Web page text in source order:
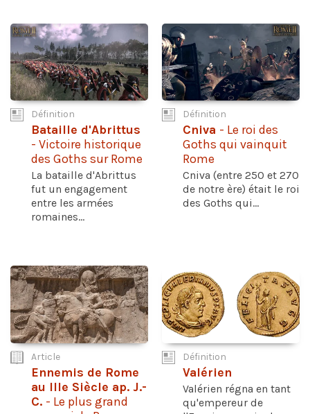
Définition
Bataille d'Abrittus
- Victoire historique
des Goths sur Rome
La bataille d'Abrittus
fut un engagement
entre les armées
romaines...
Définition
Cniva - Le roi des
Goths qui vainquit
Rome
Cniva (entre 250 et 270
de notre ère) était le roi
des Goths qui...
Article
Ennemis de Rome
au IIIe Siècle ap. J.-
C. - Le plus grand
Définition
Valérien
Valérien régna en tant
qu'empereur de